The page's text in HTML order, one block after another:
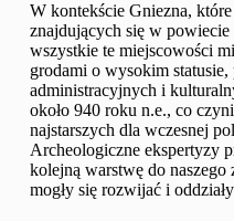
W kontekście Gniezna,
znajdujących się w
wszystkie te miejscowości
grodami o wysokim
administracyjnych i
około 940 roku n.e., co
najstarszych dla wczesnej
Archeologiczne ekspertyzy
kolejną warstwę do naszego
mogły się rozwijać i